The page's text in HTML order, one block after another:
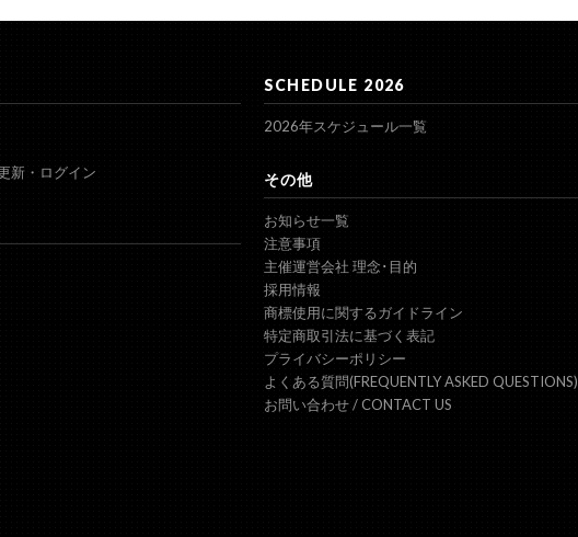
新・ログイン
SCHEDULE 2026
2026年スケジュール一覧
その他
お知らせ一覧
注意事項
主催運営会社 理念･目的
採用情報
商標使用に関するガイドライン
特定商取引法に基づく表記
プライバシーポリシー
よくある質問(FREQUENTLY ASKED QUESTIONS)
お問い合わせ / CONTACT US